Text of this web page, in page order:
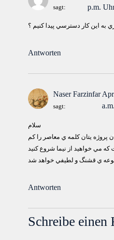
sagt:
p.m.
به اين كار دسترسي پيدا كنيم ؟
Antworten
Naser Farzinfar
sagt:
سلام
پروژه يتان كلمه ي معاصر را كم
Antworten
Schreibe einen